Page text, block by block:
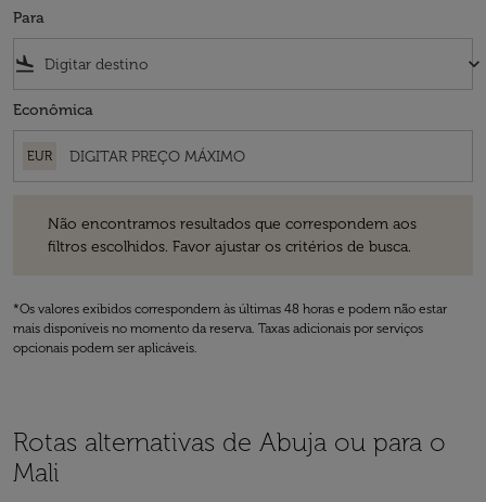
Para
flight_land keyboard_arrow_down
Econômica
EUR
Não encontramos resultados que correspondem aos
filtros escolhidos. Favor ajustar os critérios de busca.
*Os valores exibidos correspondem às últimas 48 horas e podem não estar
mais disponíveis no momento da reserva. Taxas adicionais por serviços
opcionais podem ser aplicáveis.
Rotas alternativas de Abuja ou para o
Mali